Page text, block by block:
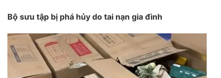
Bộ sưu tập bị phá hủy do tai nạn gia đình